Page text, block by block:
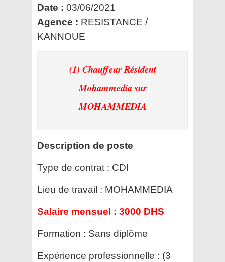
Date : 03/06/2021
Agence : RESISTANCE /
KANNOUE
(1) Chauffeur Résident
Mohammediasur
MOHAMMEDIA
Description de poste
Type de contrat : CDI
Lieu de travail : MOHAMMEDIA
Salaire mensuel : 3000 DHS
Formation : Sans diplôme
Expérience professionnelle : (3